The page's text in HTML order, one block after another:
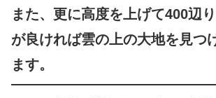
また、更に高度を上げて400辺
が良ければ雲の上の大地を見つ
ます。